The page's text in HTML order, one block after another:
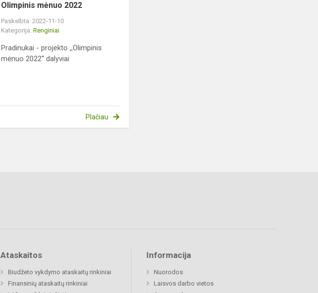
Olimpinis mėnuo 2022
Paskelbta: 2022-11-10
Kategorija:Renginiai
Pradinukai - projekto ,,Olimpinis
mėnuo 2022“ dalyviai
Plačiau
Ataskaitos
Biudžeto vykdymo ataskaitų rinkiniai
Finansinių ataskaitų rinkiniai
Informacija
Nuorodos
Laisvos darbo vietos